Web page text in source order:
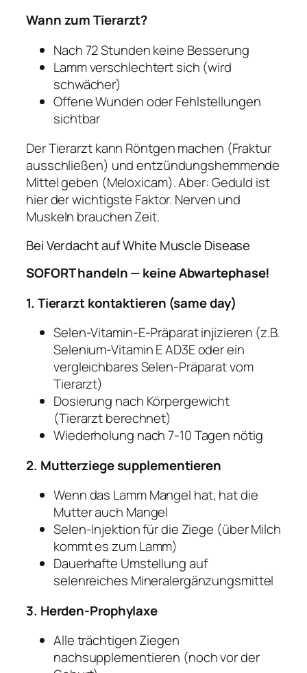
Wann zum Tierarzt?
Nach 72 Stunden keine Besserung
Lamm verschlechtert sich (wird
schwächer)
Offene Wunden oder Fehlstellungen
sichtbar
Der Tierarzt kann Röntgen machen (Fraktur
ausschließen) und entzündungshemmende
Mittel geben (Meloxicam). Aber: Geduld ist
hier der wichtigste Faktor. Nerven und
Muskeln brauchen Zeit.
Bei Verdacht auf White Muscle Disease
SOFORT handeln — keine Abwartephase!
1. Tierarzt kontaktieren (same day)
Selen-Vitamin-E-Präparat injizieren (z.B.
Selenium-Vitamin E AD3E oder ein
vergleichbares Selen-Präparat vom
Tierarzt)
Dosierung nach Körpergewicht
(Tierarzt berechnet)
Wiederholung nach 7-10 Tagen nötig
2. Mutterziege supplementieren
Wenn das Lamm Mangel hat, hat die
Mutter auch Mangel
Selen-Injektion für die Ziege (über Milch
kommt es zum Lamm)
Dauerhafte Umstellung auf
selenreiches Mineralergänzungsmittel
3. Herden-Prophylaxe
Alle trächtigen Ziegen
nachsupplementieren (noch vor der